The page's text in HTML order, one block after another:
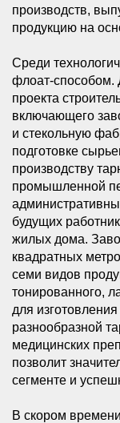
производств,
продукцию на
Среди
флоат-способом.
проекта
включающего
и стекольную
подготовке
производству
промышленной
будущих
жилых дома.
квадратных
семи видов
тонированного,
для
разнообразной
медицинских
позволит
сегменте и
В скором